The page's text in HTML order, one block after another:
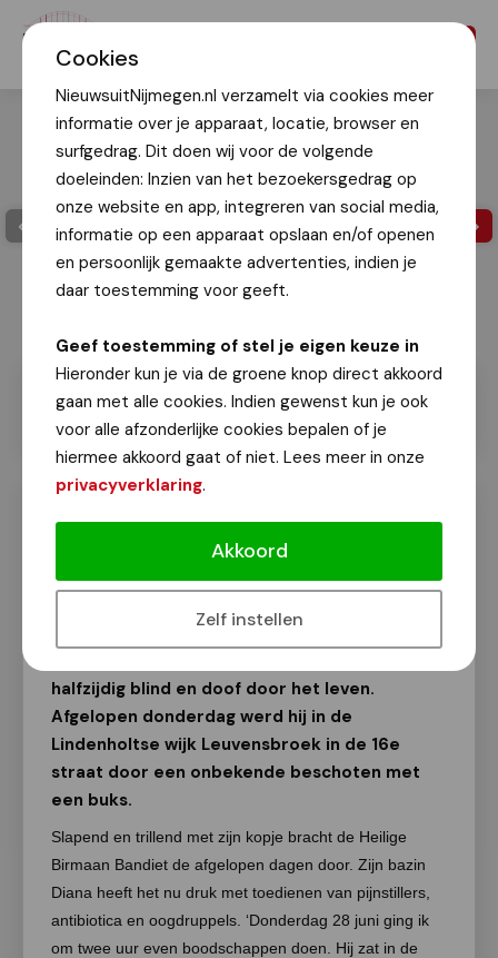
Cookies
NieuwsuitNijmegen.nl verzamelt via cookies meer
informatie over je apparaat, locatie, browser en
surfgedrag. Dit doen wij voor de volgende
doeleinden: Inzien van het bezoekersgedrag op
onze website en app, integreren van social media,
informatie op een apparaat opslaan en/of openen
en persoonlijk gemaakte advertenties, indien je
daar toestemming voor geeft.
Geef toestemming of stel je eigen keuze in
Hieronder kun je via de groene knop direct akkoord
gaan met alle cookies. Indien gewenst kun je ook
voor alle afzonderlijke cookies bepalen of je
hiermee akkoord gaat of niet. Lees meer in onze
privacyverklaring.
Akkoord
Zelf instellen
Kater Bandiet met buks beschoten in
Susan Huurman
halfzijdig blind en doof door het leven.
Afgelopen donderdag werd hij in de
Lindenholtse wijk Leuvensbroek in de 16e
straat door een onbekende beschoten met
een buks.
Slapend en trillend met zijn kopje bracht de Heilige
Birmaan Bandiet de afgelopen dagen door. Zijn bazin
Diana heeft het nu druk met toedienen van pijnstillers,
antibiotica en oogdruppels. ‘Donderdag 28 juni ging ik
om twee uur even boodschappen doen. Hij zat in de